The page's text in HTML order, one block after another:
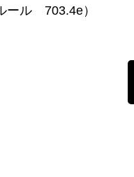
ール 703.4e）